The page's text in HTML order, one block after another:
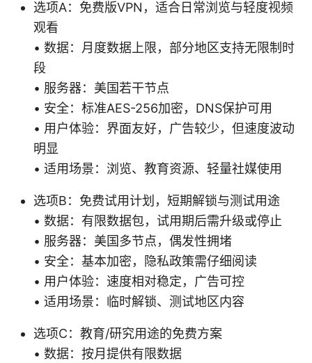
选项A：免费版VPN，适合日常浏览与轻度视频
观看
• 数据：月度数据上限，部分地区支持无限制时
段
• 服务器：美国若干节点
• 安全：标准AES-256加密，DNS保护可用
• 用户体验：界面友好，广告较少，但速度波动
明显
• 适用场景：浏览、教育资源、轻量社媒使用
选项B：免费试用计划，短期解锁与测试用途
• 数据：有限数据包，试用期后需升级或停止
• 服务器：美国多节点，偶发性拥堵
• 安全：基本加密，隐私政策需仔细阅读
• 用户体验：速度相对稳定，广告可控
• 适用场景：临时解锁、测试地区内容
选项C：教育/研究用途的免费方案
• 数据：按月提供有限数据